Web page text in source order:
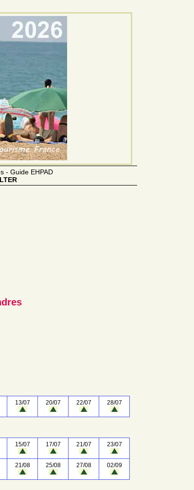
- Guide EHPAD
13/07 20/07 22/07 28/07
15/07 17/07 21/07 23/07
21/08 25/08 27/08 02/09